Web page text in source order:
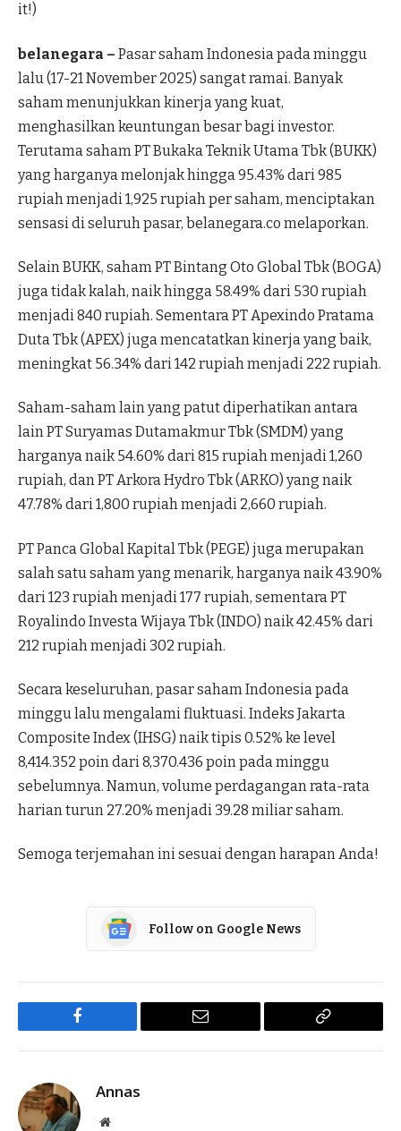
it!)
belanegara – Pasar saham Indonesia pada minggu
lalu (17-21 November 2025) sangat ramai. Banyak
saham menunjukkan kinerja yang kuat,
menghasilkan keuntungan besar bagi investor.
Terutama saham PT Bukaka Teknik Utama Tbk (BUKK)
yang harganya melonjak hingga 95.43% dari 985
rupiah menjadi 1,925 rupiah per saham, menciptakan
sensasi di seluruh pasar, belanegara.co melaporkan.
Selain BUKK, saham PT Bintang Oto Global Tbk (BOGA)
juga tidak kalah, naik hingga 58.49% dari 530 rupiah
menjadi 840 rupiah. Sementara PT Apexindo Pratama
Duta Tbk (APEX) juga mencatatkan kinerja yang baik,
meningkat 56.34% dari 142 rupiah menjadi 222 rupiah.
Saham-saham lain yang patut diperhatikan antara
lain PT Suryamas Dutamakmur Tbk (SMDM) yang
harganya naik 54.60% dari 815 rupiah menjadi 1,260
rupiah, dan PT Arkora Hydro Tbk (ARKO) yang naik
47.78% dari 1,800 rupiah menjadi 2,660 rupiah.
PT Panca Global Kapital Tbk (PEGE) juga merupakan
salah satu saham yang menarik, harganya naik 43.90%
dari 123 rupiah menjadi 177 rupiah, sementara PT
Royalindo Investa Wijaya Tbk (INDO) naik 42.45% dari
212 rupiah menjadi 302 rupiah.
Secara keseluruhan, pasar saham Indonesia pada
minggu lalu mengalami fluktuasi. Indeks Jakarta
Composite Index (IHSG) naik tipis 0.52% ke level
8,414.352 poin dari 8,370.436 poin pada minggu
sebelumnya. Namun, volume perdagangan rata-rata
harian turun 27.20% menjadi 39.28 miliar saham.
Semoga terjemahan ini sesuai dengan harapan Anda!
Follow on Google News
Facebook Email
Copy
Annas
Website